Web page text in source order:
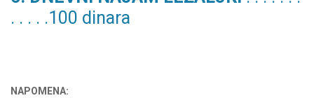
. . . . .100 dinara
NAPOMENA: